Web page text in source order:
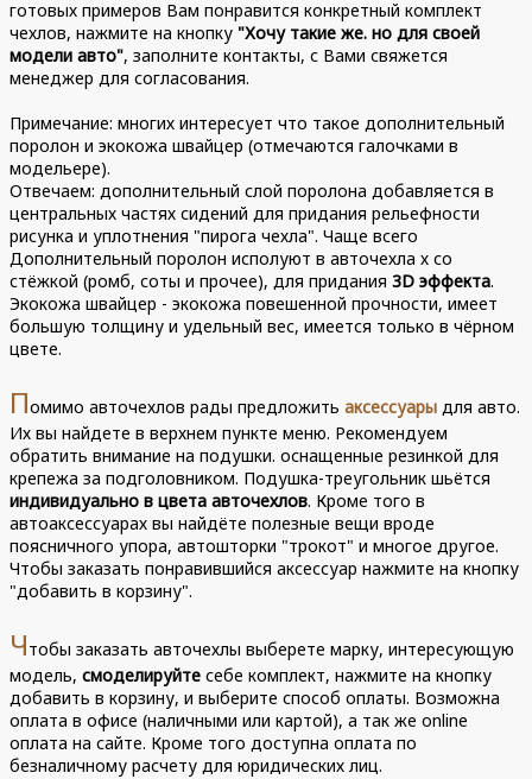
готовых примеров Вам понравится конкретный комплект
чехлов, нажмите на кнопку "Хочу такие же. но для своей
модели авто", заполните контакты, с Вами свяжется
менеджер для согласования.
Примечание: многих интересует что такое дополнительный
поролон и экокожа швайцер (отмечаются галочками в
модельере).
Отвечаем: дополнительный слой поролона добавляется в
центральных частях сидений для придания рельефности
рисунка и уплотнения "пирога чехла". Чаще всего
Дополнительный поролон исполуют в авточехла х со
стёжкой (ромб, соты и прочее), для придания3D эффекта.
Экокожа швайцер - экокожа повешенной прочности, имеет
большую толщину и удельный вес, имеется только в чёрном
цвете.
Помимо авточехлов рады предложитьаксессуары для авто.
Их вы найдете в верхнем пункте меню. Рекомендуем
обратить внимание на подушки. оснащенные резинкой для
крепежа за подголовником. Подушка-треугольник шьётся
индивидуально в цвета авточехлов. Кроме того в
автоаксессуарах вы найдёте полезные вещи вроде
поясничного упора, автошторки "трокот" и многое другое.
Чтобы заказать понравившийся аксессуар нажмите на кнопку
"добавить в корзину".
Чтобы заказать авточехлы выберете марку, интересующую
модель,смоделируйте себе комплект, нажмите на кнопку
добавить в корзину, и выберите способ оплаты. Возможна
оплата в офисе (наличными или картой), а так же online
оплата на сайте. Кроме того доступна оплата по
безналичному расчету для юридических лиц.